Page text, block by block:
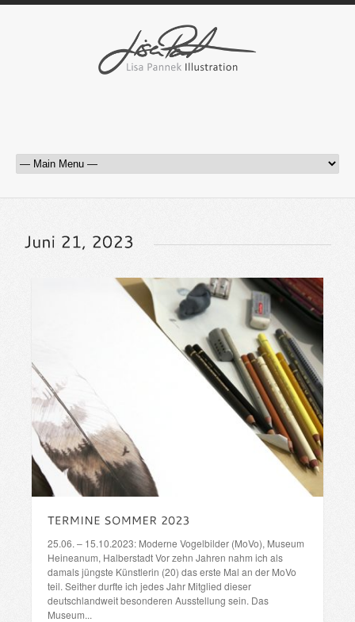
25.06. – 15.10.2023: Moderne Vogelbilder (MoVo), Museum
Heineanum, Halberstadt Vor zehn Jahren nahm ich als
damals jüngste Künstlerin (20) das erste Mal an der MoVo
teil. Seither durfte ich jedes Jahr Mitglied dieser
deutschlandweit besonderen Ausstellung sein. Das
Museum...